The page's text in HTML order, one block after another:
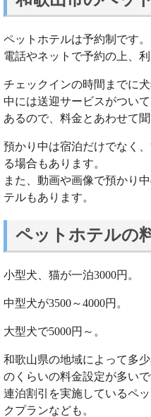
ペットホテルは予約制です。
電話やネットで予約の上、利
チェックインの時間までに
中には送迎サービスがつい
あるので、料金とあわせて聞
預かり中は宿泊だけでなく
る場合もあります。
また、動画や画像で預かり
テルもあります。
ペットホテルの
小型犬、猫が一泊3000円。
中型犬が3500～4000円。
大型犬で5000円～。
和歌山県の地域によって多
のくらいの料金設定が多いで
連泊割引を実施しているペ
クプランなども。